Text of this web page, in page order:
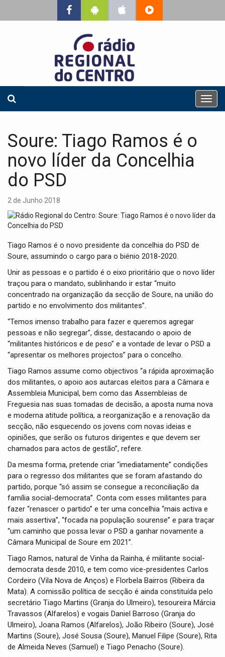
T
o
a
Soure: Tiago Ramos é o
novo líder da Concelhia
do PSD
2 de Junho 2018
Tiago Ramos é o novo presidente da concelhia do PSD de
Soure, assumindo o cargo para o biénio 2018-2020.
Unir as pessoas e o partido é o eixo prioritário que o novo líder
traçou para o mandato, sublinhando ir estar “muito
concentrado na organização da secção de Soure, na união do
partido e no envolvimento dos militantes”.
“Temos imenso trabalho para fazer e queremos agregar
pessoas e não segregar”, disse, destacando o apoio de
“militantes históricos e de peso” e a vontade de levar o PSD a
“apresentar os melhores projectos” para o concelho.
Tiago Ramos assume como objectivos “a rápida aproximação
dos militantes, o apoio aos autarcas eleitos para a Câmara e
Assembleia Municipal, bem como das Assembleias de
Freguesia nas suas tomadas de decisão, a aposta numa nova
e moderna atitude política, a reorganização e a renovação da
secção, não esquecendo os jovens com novas ideias e
opiniões, que serão os futuros dirigentes e que devem ser
chamados para actos de gestão”, refere.
Da mesma forma, pretende criar “imediatamente” condições
para o regresso dos militantes que se foram afastando do
partido, porque “só assim se consegue a reconciliação da
família social-democrata”. Conta com esses militantes para
fazer “renascer o partido” e ter uma concelhia “mais activa e
mais assertiva”, “focada na população sourense” e para traçar
“um caminho que possa levar o PSD a ganhar novamente a
Câmara Municipal de Soure em 2021”.
Tiago Ramos, natural de Vinha da Rainha, é militante social-
democrata desde 2010, e tem como vice-presidentes Carlos
Cordeiro (Vila Nova de Anços) e Florbela Bairros (Ribeira da
Mata). A comissão política de secção é ainda constituída pelo
secretário Tiago Martins (Granja do Ulmeiro), tesoureira Márcia
Travassos (Alfarelos) e vogais Daniel Barroso (Granja do
Ulmeiro), Joana Ramos (Alfarelos), João Ribeiro (Soure), José
Martins (Soure), José Sousa (Soure), Manuel Filipe (Soure), Rita
de Almeida Neves (Samuel) e Tiago Penacho (Soure).